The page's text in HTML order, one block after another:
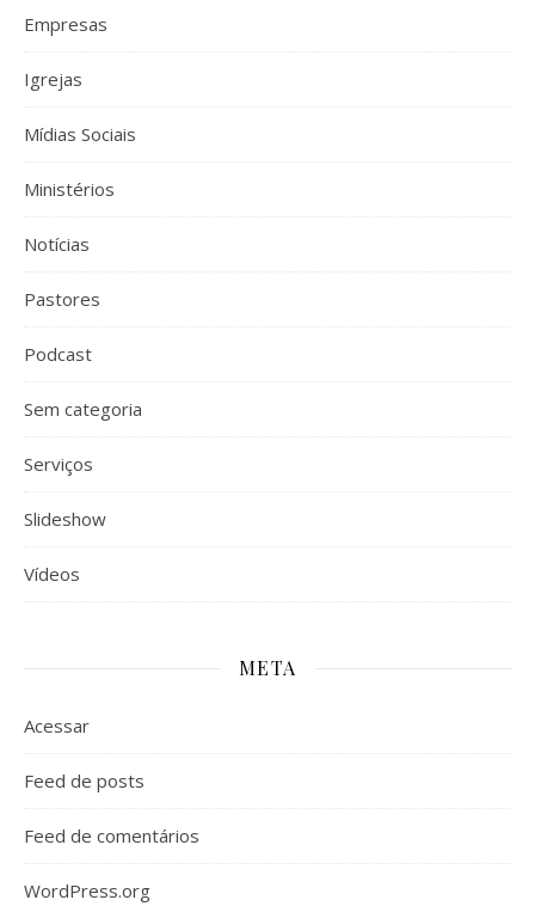
Empresas
Igrejas
Mídias Sociais
Ministérios
Notícias
Pastores
Podcast
Sem categoria
Serviços
Slideshow
Vídeos
META
Acessar
Feed de posts
Feed de comentários
WordPress.org